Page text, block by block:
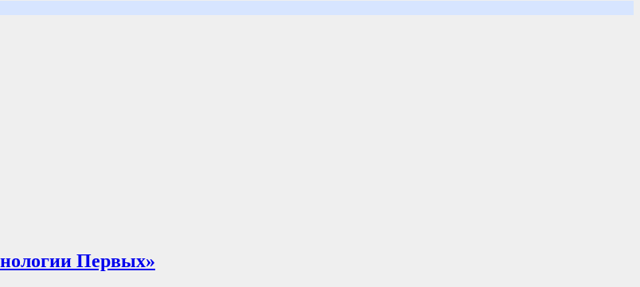
Первых»